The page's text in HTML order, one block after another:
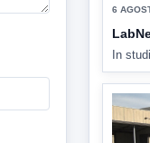
6
In